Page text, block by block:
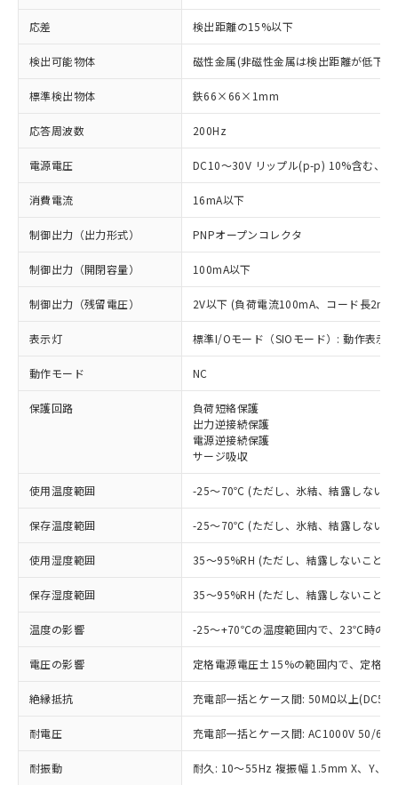
応差 検出距離の15%以下
検出可能物体 磁性金属(非磁性金属は検出距離が低下し
標準検出物体 鉄66×66×1mm
応答周波数 200Hz
電源電圧 DC10～30V リップル(p-p) 10%含む、
消費電流 16mA以下
制御出力（出力形式） PNPオープンコレクタ
制御出力（開閉容量） 100mA以下
制御出力（残留電圧） 2V以下 (負荷電流100mA、コード長2m
表示灯 標準I/Oモード（SIOモード）: 動作表示
動作モード NC
保護回路
負荷短絡保護
出力逆接続保護
電源逆接続保護
サージ吸収
使用温度範囲 -25～70℃ (ただし、氷結、結露しないこ
保存温度範囲 -25～70℃ (ただし、氷結、結露しないこ
使用湿度範囲 35～95%RH (ただし、結露しないこと)
保存湿度範囲 35～95%RH (ただし、結露しないこと)
温度の影響 -25～+70℃の温度範囲内で、23℃時の
電圧の影響 定格電源電圧±15%の範囲内で、定格
絶縁抵抗 充電部一括とケース間: 50MΩ以上
耐電圧 充電部一括とケース間: AC1000V 50/
耐振動 耐久: 10～55Hz 複振幅 1.5mm X、Y、Z
ご利用条件
ご利用ください。
本サービスは、当社制御機器事業取扱
商品の当社在庫状況および標準価格
(税抜)を提供させていただくもので
本サービスの対象外となる商品もある
ことをご了承ください。
在庫状況および標準価格照会結果は、
※1 対応状況
対応済み：EU RoHS指令（10物質）の
非含有に対応した製品が提供可能な商品で
す。
有に対応した製品に切り替える予定のある
商品です。
対応予定なし：EU RoHS指令（10物質）の
非含有に非対応の商品で、対応品を出す予
調査・確認中：EU RoHS指令（10物質）の
非含有の対応状況を調査中または確認中の
商品です。
非該当品：ライセンス料など無形物で、有
害物質有無と関係のない商品です。
仕入先様の事情により、非含有部品として
いたものが、含有品と判明した場合などや
※1 中国RoHS○×表
「○」：最大均質材料含有率が中国RoHSの
基準値以下であることを示します。
「×」：最大均質材料含有率が中国RoHSの
基準値を超えていることを示します。
「－」：未確認です。当社販売部門へお問
当社は、これら貴社製品のうち、外国
為替および外国貿易法に定める商品